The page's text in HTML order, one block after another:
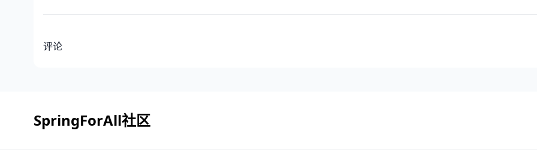
评论
SpringForAll社区